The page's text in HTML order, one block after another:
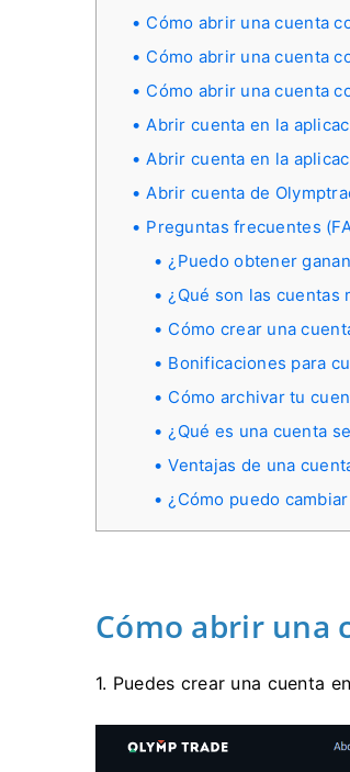
Cómo abrir una cuenta
Cómo abrir una cuenta
Cómo abrir una cuenta
Abrir cuenta en la
Abrir cuenta en la
Abrir cuenta de
Preguntas frecuentes
¿Puedo obtener
¿Qué son las cuentas
Cómo crear una
Bonificaciones para
Cómo archivar tu
¿Qué es una cuenta
Ventajas de una
¿Cómo puedo
Cómo abrir una
1. Puedes crear una cuenta